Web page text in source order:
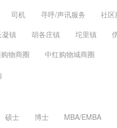
司机后勤 网络硬件 机
编辑发行 其他分类 小
司机 寻呼/声讯服务 社区
凝镇 胡各庄镇 坨里镇
南堡镇 方各庄镇 东黄坨镇
物商圈
中红购物城商圈
硕士 博士
MBA/EMBA